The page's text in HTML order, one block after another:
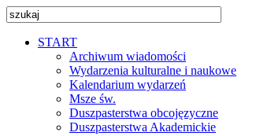
START
Archiwum wiadomości
Wydarzenia kulturalne i naukowe
Kalendarium wydarzeń
Msze św.
Duszpasterstwa obcojęzyczne
Duszpasterstwa Akademickie